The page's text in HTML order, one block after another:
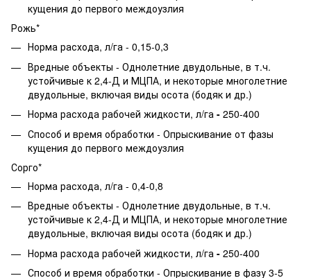
кущения до первого междоузлия
Рожь*
Норма расхода, л/га - 0,15-0,3
Вредные объекты - Однолетние двудольные, в т.ч.
устойчивые к 2,4-Д и МЦПА, и некоторые многолетние
двудольные, включая виды осота (бодяк и др.)
Норма расхода рабочей жидкости, л/га - 250-400
Способ и время обработки - Опрыскивание от фазы
кущения до первого междоузлия
Сорго*
Норма расхода, л/га - 0,4-0,8
Вредные объекты - Однолетние двудольные, в т.ч.
устойчивые к 2,4-Д и МЦПА, и некоторые многолетние
двудольные, включая виды осота (бодяк и др.)
Норма расхода рабочей жидкости, л/га - 250-400
Способ и время обработки - Опрыскивание в фазу 3-5